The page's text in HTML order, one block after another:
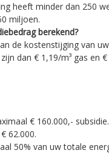
heeft minder dan 250
miljoen.
berekend?
de kostenstijging van
dan € 1,19/m³ gas en
€ 160.000,-
62.000.
50% van uw totale